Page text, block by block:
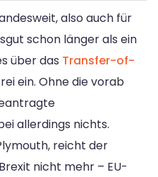
also auch für
schon länger als ein
über das Transfer-of-
ein. Ohne die vorab
allerdings nichts.
reicht der
nicht mehr – EU-